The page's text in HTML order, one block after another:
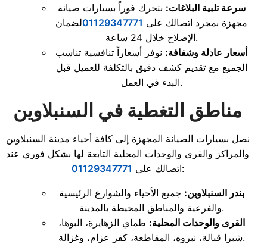
سرعة تلبية البلاغات: نتحرك فوراً بسيارات صيانة
مجهزة بمجرد اتصالك على 01129347771لضمان
الإصلاح خلال 24 ساعة.
أسعار عادلة وشفافة: نوفر أسعاراً تنافسية تناسب
الجميع مع تقديم كشف دقيق بالتكلفة للعميل قبل
البدء في العمل.
مناطق التغطية في السنبلاوين
نصل بسيارات الصيانة المجهزة إلى كافة أحياء مدينة السنبلاوين
والمراكز والقرى والوحدات المحلية التابعة لها بشكل فوري عند
اتصالك على 01129347771 :
بندر السنبلاوين: جميع الأحياء والشوارع الرئيسية
والفرعية والمناطق المحيطة بالمدينة.
القرى والوحدات المحلية: طماي الزهايرة، البوها،
شبرا قبالة، نبروه، المقاطعة، كفر عزام، وغزالة.